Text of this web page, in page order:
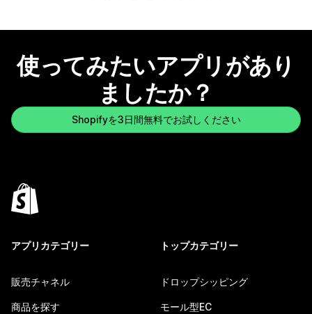
使ってみたいアプリがあり
ましたか？
Shopifyを3日間無料でお試しください
アプリカテゴリー
販売チャネル
商品を探す
トップカテゴリー
ドロップシッピング
モール型EC